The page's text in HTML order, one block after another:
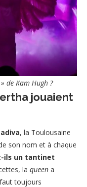
de Kam Hugh ?
jouaient
, la Toulousaine
son nom et à chaque
ils un tantinet
la queen a
faut toujours